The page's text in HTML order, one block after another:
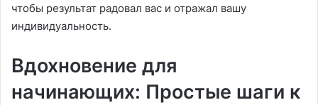
чтобы результат радовал вас и отражал вашу
индивидуальность․
Вдохновение для
начинающих: Простые шаги к